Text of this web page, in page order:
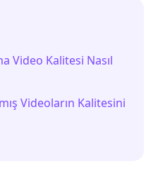
Video Kalitesi Nasıl
Videoların Kalitesini